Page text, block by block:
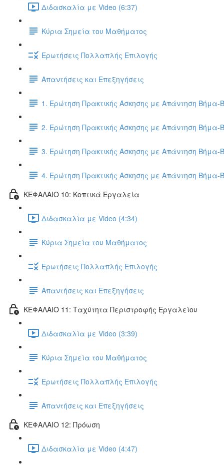
Διδασκαλία με Video (6:37)
Κύρια Σημεία του Μαθήματος
Ερωτήσεις Πολλαπλής Επιλογής
Απαντήσεις και Επεξηγήσεις
1. Ερώτηση Πρακτικής Άσκησης με Απάντηση Βήμα-
2. Ερώτηση Πρακτικής Άσκησης με Απάντηση Βήμα-
3. Ερώτηση Πρακτικής Άσκησης με Απάντηση Βήμα-
4. Ερώτηση Πρακτικής Άσκησης με Απάντηση Βήμα-
ΚΕΦΑΛΑΙΟ 10: Κοπτικά Εργαλεία
Διδασκαλία με Video (4:34)
Κύρια Σημεία του Μαθήματος
Ερωτήσεις Πολλαπλής Επιλογής
Απαντήσεις και Επεξηγήσεις
ΚΕΦΑΛΑΙΟ 11: Ταχύτητα Περιστροφής Εργαλείου
Διδασκαλία με Video (3:39)
Κύρια Σημεία του Μαθήματος
Ερωτήσεις Πολλαπλής Επιλογής
Απαντήσεις και Επεξηγήσεις
ΚΕΦΑΛΑΙΟ 12: Πρόωση
Διδασκαλία με Video (4:47)